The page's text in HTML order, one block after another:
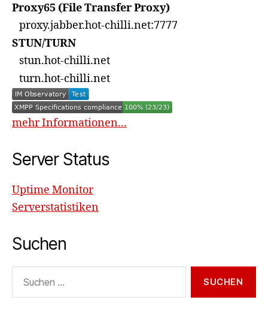
Proxy65 (File Transfer Proxy)
proxy.jabber.hot-chilli.net:7777
STUN/TURN
stun.hot-chilli.net
turn.hot-chilli.net
mehr Informationen...
Server Status
Uptime Monitor
Serverstatistiken
Suchen
nach: